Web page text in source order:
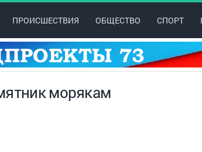
ПРОИСШЕСТВИЯ ОБЩЕСТВО СПОРТ
морякам